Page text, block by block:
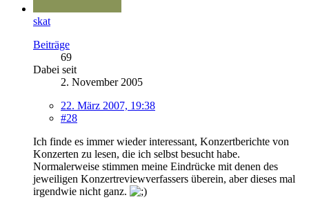
skat
Beiträge
69
Dabei seit
2. November 2005
22. März 2007, 19:38
#28
Ich finde es immer wieder interessant, Konzertberichte von
Konzerten zu lesen, die ich selbst besucht habe.
Normalerweise stimmen meine Eindrücke mit denen des
jeweiligen Konzertreviewverfassers überein, aber dieses mal
irgendwie nicht ganz.